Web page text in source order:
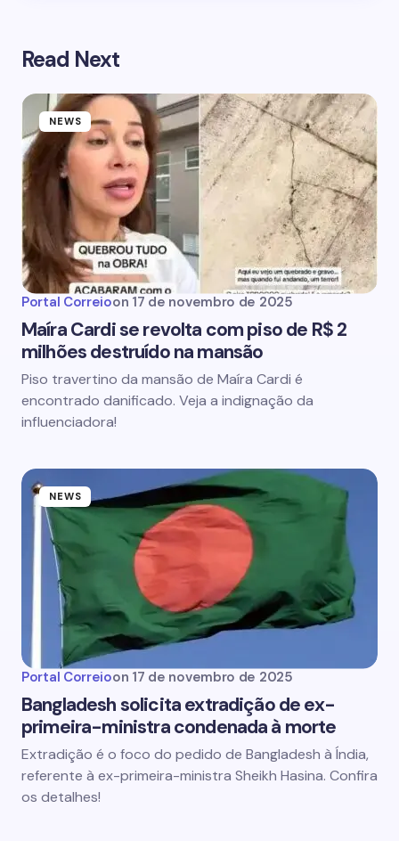
Read Next
NEWS
Portal Correioon 17 de novembro de 2025
Maíra Cardi se revolta com piso de R$ 2
milhões destruído na mansão
Piso travertino da mansão de Maíra Cardi é
encontrado danificado. Veja a indignação da
influenciadora!
NEWS
Portal Correioon 17 de novembro de 2025
Bangladesh solicita extradição de ex-
primeira-ministra condenada à morte
Extradição é o foco do pedido de Bangladesh à Índia,
referente à ex-primeira-ministra Sheikh Hasina. Confira
os detalhes!